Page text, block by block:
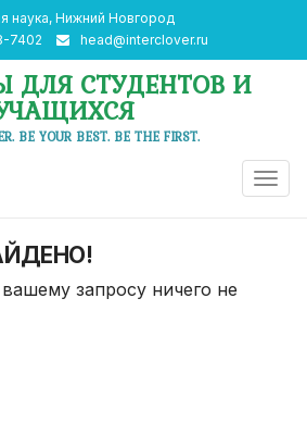
наука, Нижний Новгород
7402
head@interclover.ru
ДЛЯ СТУДЕНТОВ И
BE YOUR BEST. BE THE FIRST.
запросу ничего не